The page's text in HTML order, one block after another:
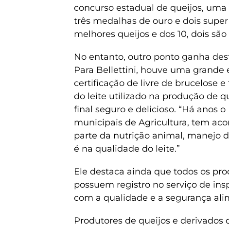
concurso estadual de queijos,
três medalhas de ouro e dois
melhores queijos e dos 10, dois
No entanto, outro ponto ganha
Para Bellettini, houve uma grande
certificação de livre de brucelose
do leite utilizado na produção de
final seguro e delicioso. “Há anos
municipais de Agricultura, tem
parte da nutrição animal, manejo
é na qualidade do leite.”
Ele destaca ainda que todos os
possuem registro no serviço de
com a qualidade e a segurança
Produtores de queijos e